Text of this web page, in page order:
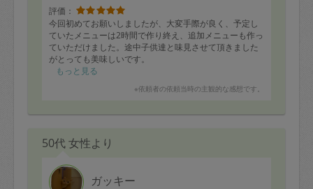
評価：
今回初めてお願いしましたが、大変手際が良く、予定し
ていたメニューは2時間で作り終え、追加メニューも作っ
ていただけました。途中子供達と味見させて頂きました
がとっても美味しいです。
またお願いしたいと思います。
もっと見る
※依頼者の依頼当時の主観的な感想です。
50代 女性より
ガッキー